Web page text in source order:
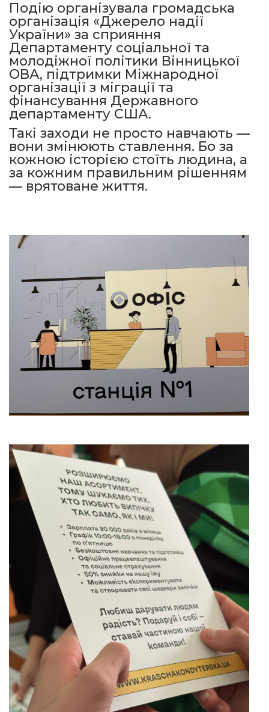
Подію організувала громадська
організація «Джерело надії
України» за сприяння
Департаменту соціальної та
молодіжної політики Вінницької
ОВА, підтримки Міжнародної
організації з міграції та
фінансування Державного
департаменту США.
Такі заходи не просто навчають —
вони змінюють ставлення. Бо за
кожною історією стоїть людина, а
за кожним правильним рішенням
— врятоване життя.